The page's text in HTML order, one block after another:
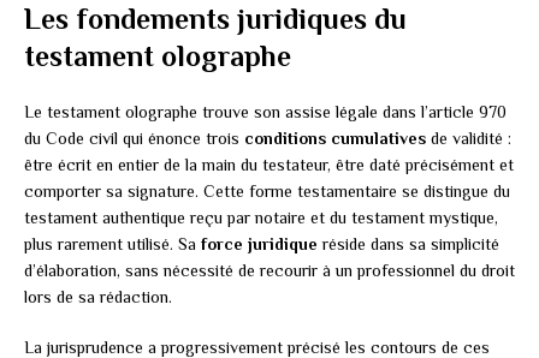
Les fondements juridiques du
testament olographe
Le testament olographe trouve son assise légale dans l’article 970
du Code civil qui énonce trois conditions cumulatives de validité :
être écrit en entier de la main du testateur, être daté précisément et
comporter sa signature. Cette forme testamentaire se distingue du
testament authentique reçu par notaire et du testament mystique,
plus rarement utilisé. Sa force juridique réside dans sa simplicité
d’élaboration, sans nécessité de recourir à un professionnel du droit
lors de sa rédaction.
La jurisprudence a progressivement précisé les contours de ces